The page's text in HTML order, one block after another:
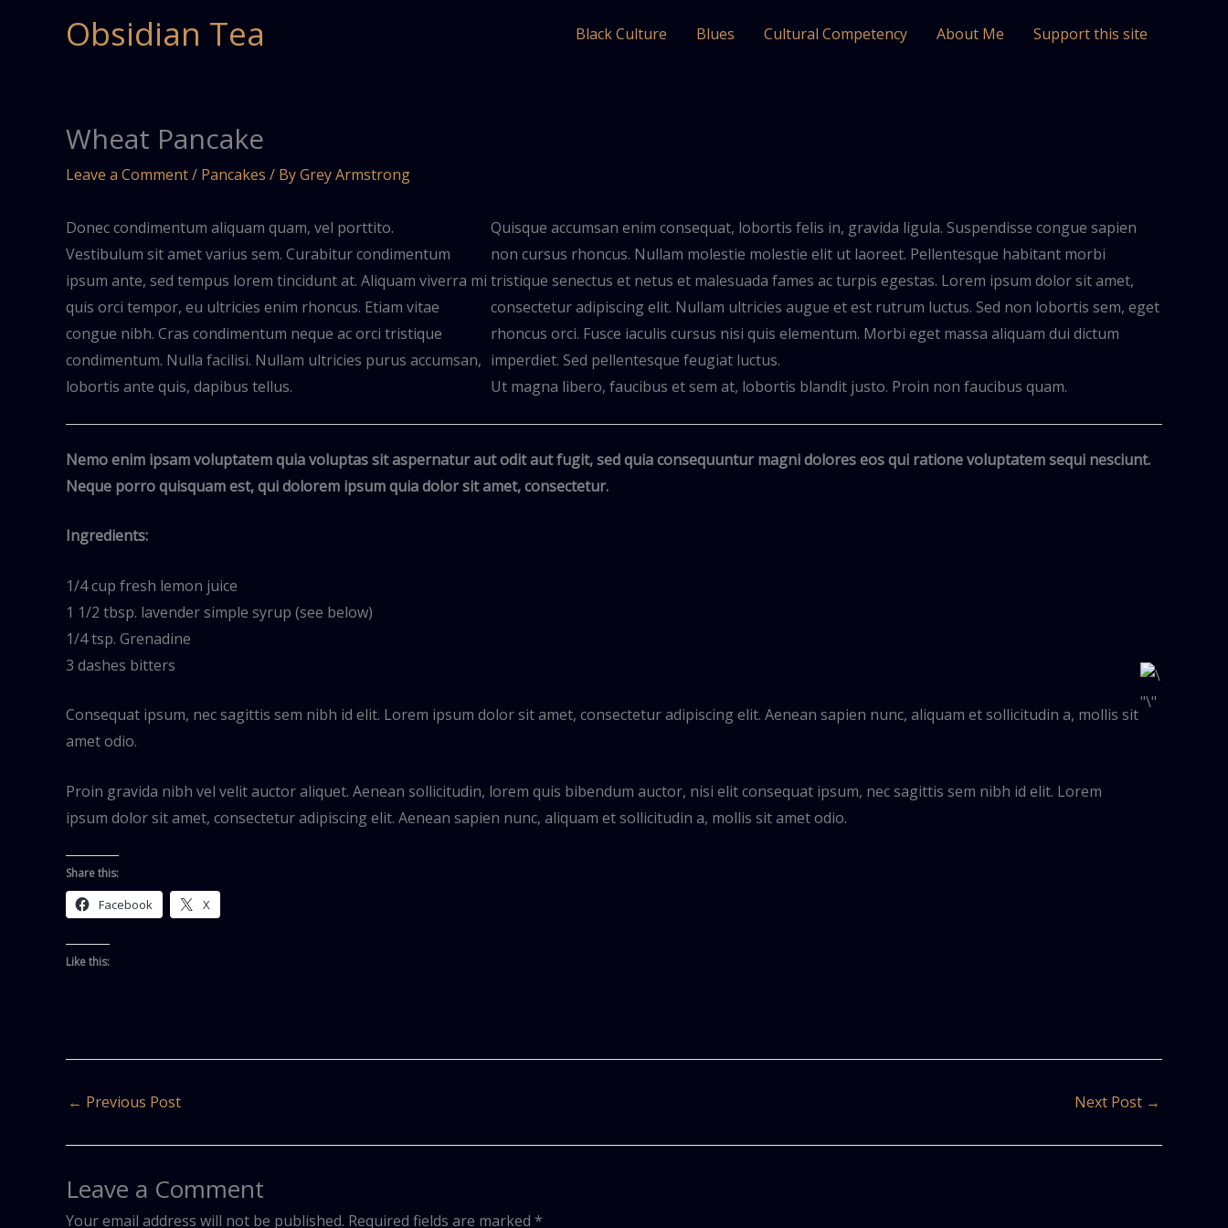
Obsidian Tea Black Culture Blues Cultural Competency About Me Support this site
Wheat Pancake
Leave a Comment/ Pancakes / ByGrey Armstrong
Donec condimentum aliquam quam, vel porttito.
Vestibulum sit amet varius sem. Curabitur condimentum
ipsum ante, sed tempus lorem tincidunt at. Aliquam viverra mi
quis orci tempor, eu ultricies enim rhoncus. Etiam vitae
congue nibh. Cras condimentum neque ac orci tristique
condimentum. Nulla facilisi. Nullam ultricies purus accumsan,
lobortis ante quis, dapibus tellus.
Quisque accumsan enim consequat, lobortis felis in, gravida ligula. Suspendisse congue sapien
non cursus rhoncus. Nullam molestie molestie elit ut laoreet. Pellentesque habitant morbi
tristique senectus et netus et malesuada fames ac turpis egestas. Lorem ipsum dolor sit amet,
consectetur adipiscing elit. Nullam ultricies augue et est rutrum luctus. Sed non lobortis sem, eget
rhoncus orci. Fusce iaculis cursus nisi quis elementum. Morbi eget massa aliquam dui dictum
imperdiet. Sed pellentesque feugiat luctus.
Ut magna libero, faucibus et sem at, lobortis blandit justo. Proin non faucibus quam.
Nemo enim ipsam voluptatem quia voluptas sit aspernatur aut odit aut fugit, sed quia consequuntur magni dolores eos qui ratione voluptatem sequi nesciunt.
Neque porro quisquam est, qui dolorem ipsum quia dolor sit amet, consectetur.
Ingredients:
1/4 cup fresh lemon juice
1 1/2 tbsp. lavender simple syrup (see below)
1/4 tsp. Grenadine
3 dashes bitters
Consequat ipsum, nec sagittis sem nibh id elit. Lorem ipsum dolor sit amet, consectetur adipiscing elit. Aenean sapien nunc, aliquam et sollicitudin a, mollis sit
amet odio.
Proin gravida nibh vel velit auctor aliquet. Aenean sollicitudin, lorem quis bibendum auctor, nisi elit consequat ipsum, nec sagittis sem nibh id elit. Lorem
ipsum dolor sit amet, consectetur adipiscing elit. Aenean sapien nunc, aliquam et sollicitudin a, mollis sit amet odio.
Share this:
Facebook X
Like this:
← Previous Post Next Post →
Leave a Comment
Your email address will not be published. Required fields are marked *